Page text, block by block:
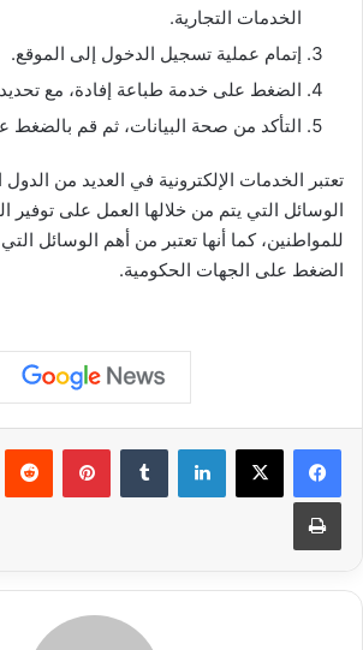
الخدمات التجارية.
إتمام عملية تسجيل الدخول إلى الموقع.
الضغط على خدمة طباعة إفادة، مع
التأكد من صحة البيانات، ثم قم بالضغط
تعتبر الخدمات الإلكترونية في العديد من الدول
الوسائل التي يتم من خلالها العمل على توفير
للمواطنين، كما أنها تعتبر من أهم الوسائل
الضغط على الجهات الحكومية.
لينكدإن بينتيريست
طباعة